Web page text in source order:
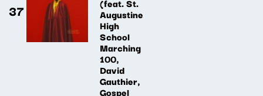
37 Augustine
High
School
Marching
100,
David
Gauthier,
Gospel